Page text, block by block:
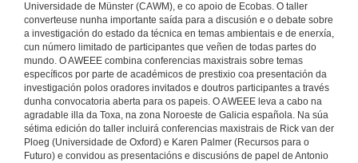
Universidade de Münster (CAWM), e co apoio de Ecobas. O taller
converteuse nunha importante saída para a discusión e o debate sobre
a investigación do estado da técnica en temas ambientais e de enerxía,
cun número limitado de participantes que veñen de todas partes do
mundo. O AWEEE combina conferencias maxistrais sobre temas
específicos por parte de académicos de prestixio coa presentación da
investigación polos oradores invitados e doutros participantes a través
dunha convocatoria aberta para os papeis. O AWEEE leva a cabo na
agradable illa da Toxa, na zona Noroeste de Galicia española. Na súa
sétima edición do taller incluirá conferencias maxistrais de Rick van der
Ploeg (Universidade de Oxford) e Karen Palmer (Recursos para o
Futuro) e convidou as presentacións e discusións de papel de Antonio
Combining Price and Quantity Controls under Partitioned Environmental Regulation
Sebastian Rausch's intervention
27 de xuño de 2016
Higher Price, Lower Costs?
Minimum Prices in the EU Emissions Trading Scheme
27 de xuño de 2016